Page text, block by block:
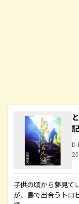
子供の頃から夢見て
が、島で出合うトロ